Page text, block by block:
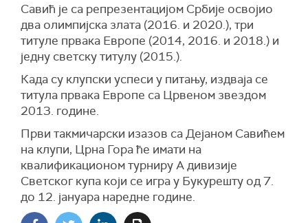
Савић је са репрезентацијом Србије освојио
два олимпијска злата (2016. и 2020.), три
титуле првака Европе (2014, 2016. и 2018.) и
једну светску титулу (2015.).
Када су клупски успеси у питању, издваја се
титула првака Европе са Црвеном звездом
2013. године.
Први такмичарски изазов са Дејаном Савићем
на клупи, Црна Гора ће имати на
квалификационом турниру А дивизије
Светског купа који се игра у Букурешту од 7.
до 12. јануара наредне године.